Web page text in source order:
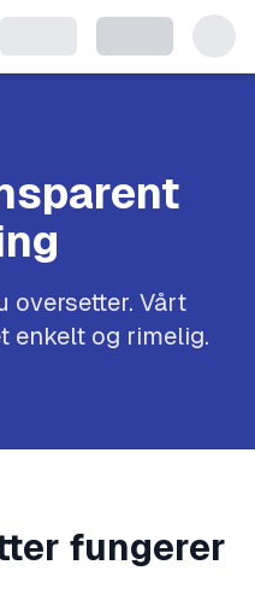
oversetter. Vårt
enkelt og rimelig.
fungerer